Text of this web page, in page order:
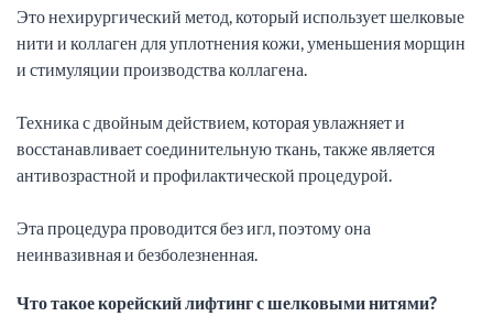
Это нехирургический метод, который использует шелковые
нити и коллаген для уплотнения кожи, уменьшения морщин
и стимуляции производства коллагена.
Техника с двойным действием, которая увлажняет и
восстанавливает соединительную ткань, также является
антивозрастной и профилактической процедурой.
Эта процедура проводится без игл, поэтому она
неинвазивная и безболезненная.
Что такое корейский лифтинг с шелковыми нитями?